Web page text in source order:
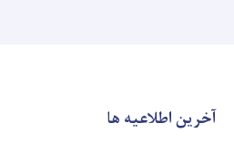
آخرین اطلاعیه ها